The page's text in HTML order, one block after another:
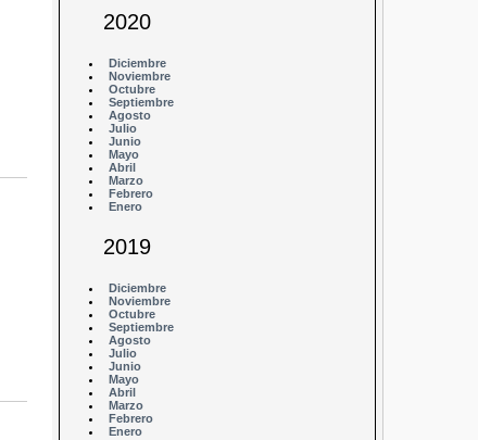
2020
Diciembre
Noviembre
Octubre
Septiembre
Agosto
Julio
Junio
Mayo
Abril
Marzo
Febrero
Enero
2019
Diciembre
Noviembre
Octubre
Septiembre
Agosto
Julio
Junio
Mayo
Abril
Marzo
Febrero
Enero